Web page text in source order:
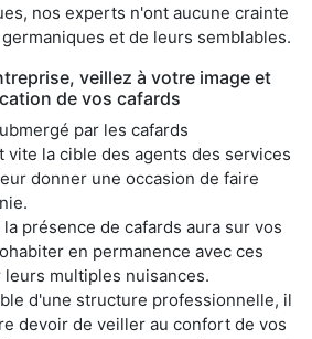
nos experts n'ont aucune crainte
et de leurs semblables.
veillez à votre image et
de vos cafards
par les cafards
vite la cible des agents des services
donner une occasion de faire
présence de cafards aura sur vos
en permanence avec ces
multiples nuisances.
d'une structure professionnelle, il
devoir de veiller au confort de vos